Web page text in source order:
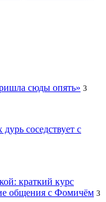
сюды опять» 3
соседствует с
краткий курс
общения с Фомичём 3